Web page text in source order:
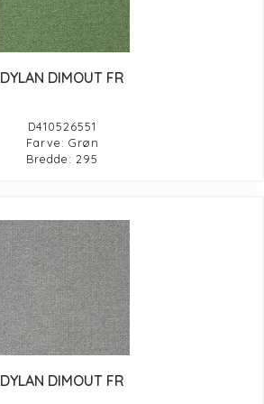
DYLAN DIMOUT FR
D410526551
Farve: Grøn
Bredde: 295
DYLAN DIMOUT FR